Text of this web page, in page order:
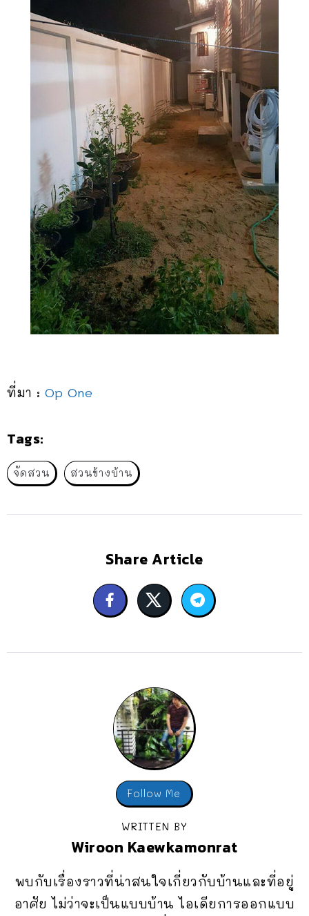
ที่มา : Op One
Tags:
จัดสวน สวนข้างบ้าน
Share Article
Follow Me
WRITTEN BY
Wiroon Kaewkamonrat
พบกับเรื่องราวที่น่าสนใจเกี่ยวกับบ้านและที่อยู่
อาศัย ไม่ว่าจะเป็นแบบบ้าน ไอเดียการออกแบบ